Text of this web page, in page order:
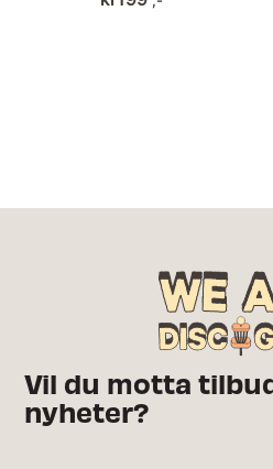
Vil du motta
nyheter?